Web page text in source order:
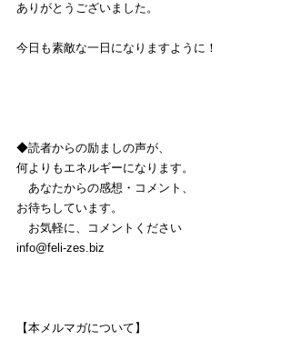
ありがとうございました。
今日も素敵な一日になりますように！
◆読者からの励ましの声が、
何よりもエネルギーになります。
あなたからの感想・コメント、
お待ちしています。
お気軽に、コメントください
info@feli-zes.biz
【本メルマガについて】